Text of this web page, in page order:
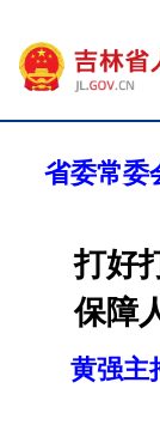
省委常委
打好
保障
黄强主